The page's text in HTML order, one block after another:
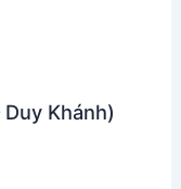
Khánh)